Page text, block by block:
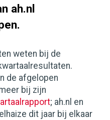
ah.nl
weten bij de
de afgelopen
bij zijn
; ah.nl en
dit jaar bij elkaar